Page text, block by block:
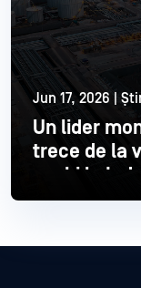
Jun 17, 2026 |
Un lider
trece de la
vechi la
Citește mai